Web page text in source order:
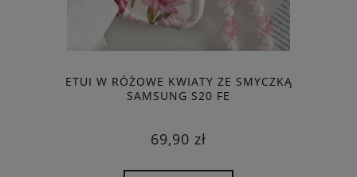
ETUI W RÓŻOWE KWIATY ZE SMYCZKĄ
SAMSUNG S20 FE
69,90 zł